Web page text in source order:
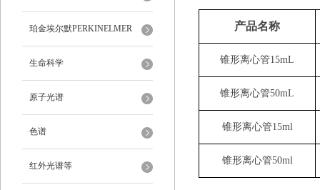
珀金埃尔默PERKINELMER
生命科学
原子光谱
色谱
红外光谱等
产品名称
锥形离心管15mL
锥形离心管50mL
锥形离心管15ml
锥形离心管50ml